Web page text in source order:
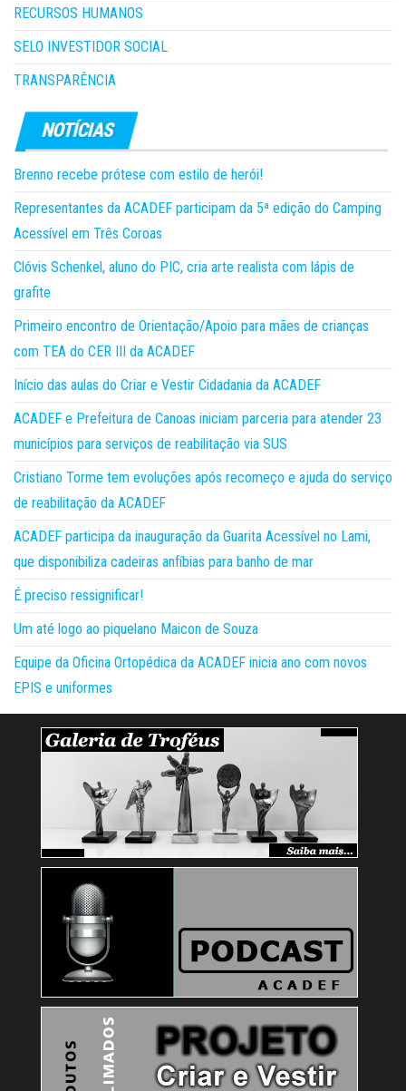
RECURSOS HUMANOS
SELO INVESTIDOR SOCIAL
TRANSPARÊNCIA
Brenno recebe prótese com estilo de herói!
Representantes da ACADEF participam da 5ª edição do Camping
Acessível em Três Coroas
Clóvis Schenkel, aluno do PIC, cria arte realista com lápis de
grafite
Primeiro encontro de Orientação/Apoio para mães de crianças
com TEA do CER III da ACADEF
Início das aulas do Criar e Vestir Cidadania da ACADEF
ACADEF e Prefeitura de Canoas iniciam parceria para atender 23
municípios para serviços de reabilitação via SUS
Cristiano Torme tem evoluções após recomeço e ajuda do serviço
de reabilitação da ACADEF
ACADEF participa da inauguração da Guarita Acessível no Lami,
que disponibiliza cadeiras anfíbias para banho de mar
É preciso ressignificar!
Um até logo ao piquelano Maicon de Souza
Equipe da Oficina Ortopédica da ACADEF inicia ano com novos
EPIS e uniformes